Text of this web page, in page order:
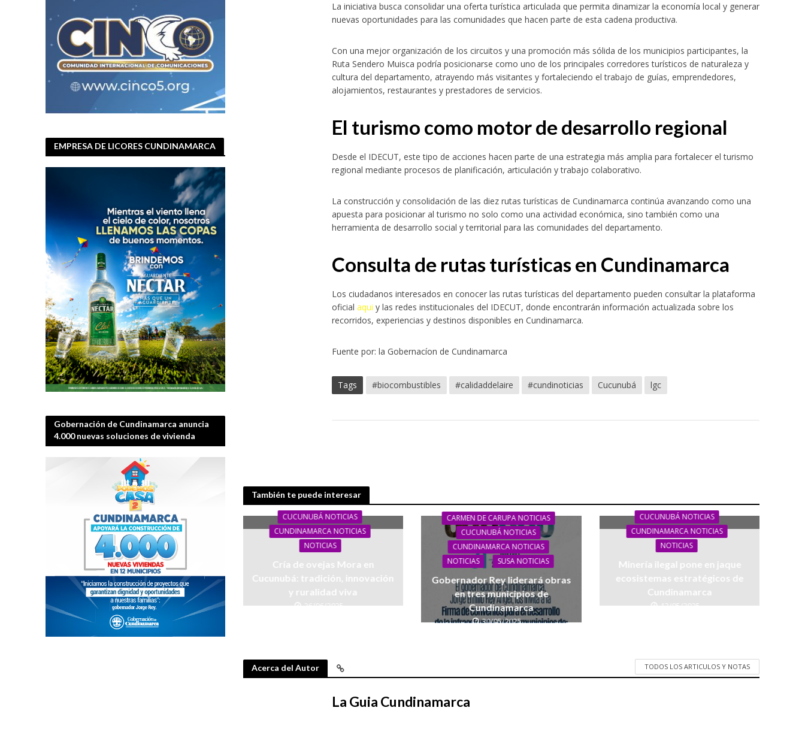
EMPRESA DE LICORES CUNDINAMARCA
Gobernación de Cundinamarca anuncia
4.000 nuevas soluciones de vivienda
La iniciativa busca consolidar una oferta turística articulada que permita dinamizar la economía local y generar
nuevas oportunidades para las comunidades que hacen parte de esta cadena productiva.
Con una mejor organización de los circuitos y una promoción más sólida de los municipios participantes, la
Ruta Sendero Muisca podría posicionarse como uno de los principales corredores turísticos de naturaleza y
cultura del departamento, atrayendo más visitantes y fortaleciendo el trabajo de guías, emprendedores,
alojamientos, restaurantes y prestadores de servicios.
El turismo como motor de desarrollo regional
Desde el IDECUT, este tipo de acciones hacen parte de una estrategia más amplia para fortalecer el turismo
regional mediante procesos de planificación, articulación y trabajo colaborativo.
La construcción y consolidación de las diez rutas turísticas de Cundinamarca continúa avanzando como una
apuesta para posicionar al turismo no solo como una actividad económica, sino también como una
herramienta de desarrollo social y territorial para las comunidades del departamento.
Consulta de rutas turísticas en Cundinamarca
Los ciudadanos interesados en conocer las rutas turísticas del departamento pueden consultar la plataforma
oficialaqui y las redes institucionales del IDECUT, donde encontrarán información actualizada sobre los
recorridos, experiencias y destinos disponibles en Cundinamarca.
Fuente por: la Gobernacíon de Cundinamarca
Tags #biocombustibles #calidaddelaire #cundinoticias Cucunubá lgc
También te puede interesar
CUCUNUBÁ NOTICIAS
CUNDINAMARCA NOTICIAS
NOTICIAS
Cría de ovejas Mora en
Cucunubá: tradición, innovación
y ruralidad viva
26/06/2025
CARMEN DE CARUPA NOTICIAS
CUCUNUBÁ NOTICIAS
CUNDINAMARCA NOTICIAS
NOTICIAS
SUSA NOTICIAS
Gobernador Rey liderará obras
en tres municipios de
Cundinamarca
30/05/2025
CUCUNUBÁ NOTICIAS
CUNDINAMARCA NOTICIAS
NOTICIAS
Minería ilegal pone en jaque
ecosistemas estratégicos de
Cundinamarca
12/05/2025
Acerca del Autor TODOS LOS ARTICULOS Y NOTAS
La Guia Cundinamarca